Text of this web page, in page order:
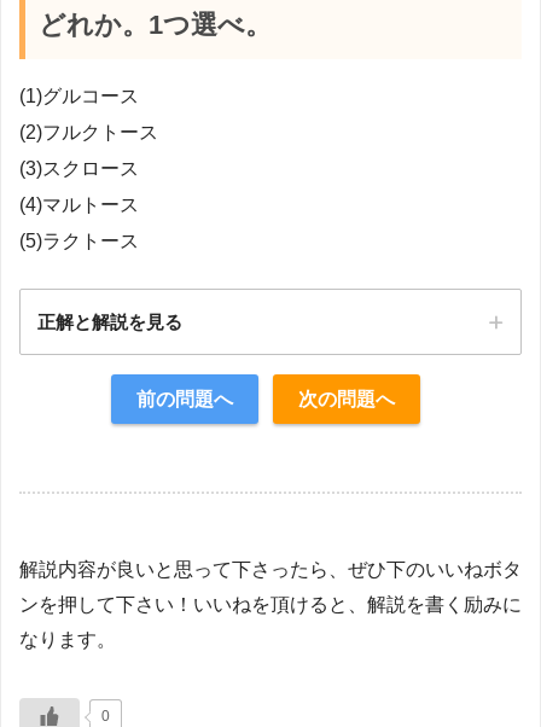
どれか。1つ選べ。
(1)グルコース
(2)フルクトース
(3)スクロース
(4)マルトース
(5)ラクトース
正解と解説を見る
前の問題へ 次の問題へ
解説内容が良いと思って下さったら、ぜひ下のいいねボタ
ンを押して下さい！いいねを頂けると、解説を書く励みに
なります。
0